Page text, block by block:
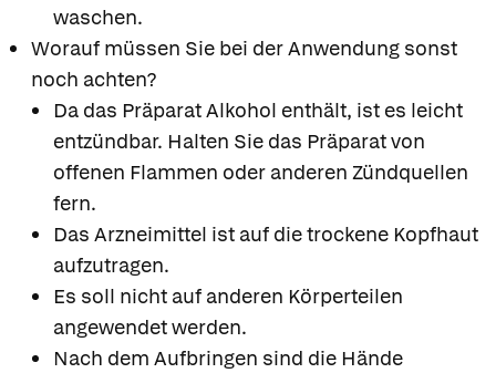
waschen.
Worauf müssen Sie bei der Anwendung sonst
noch achten?
Da das Präparat Alkohol enthält, ist es leicht
entzündbar. Halten Sie das Präparat von
offenen Flammen oder anderen Zündquellen
fern.
Das Arzneimittel ist auf die trockene Kopfhaut
aufzutragen.
Es soll nicht auf anderen Körperteilen
angewendet werden.
Nach dem Aufbringen sind die Hände